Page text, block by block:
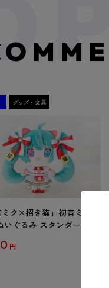
ミク×招き猫」初音ミク
いぐるみ スタンダード
円